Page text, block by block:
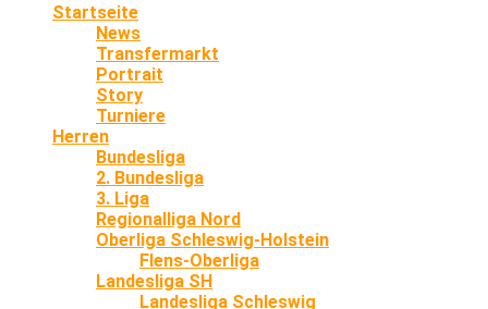
Startseite
News
Transfermarkt
Portrait
Story
Turniere
Herren
Bundesliga
2. Bundesliga
3. Liga
Regionalliga Nord
Oberliga Schleswig-Holstein
Flens-Oberliga
Landesliga SH
Landesliga Schleswig